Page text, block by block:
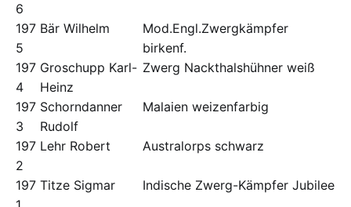
6
197
5
Bär Wilhelm
Mod.Engl.Zwergkämpfer
birkenf.
197
4
Groschupp Karl-
Heinz
Zwerg Nackthalshühner weiß
197
3
Schorndanner
Rudolf
Malaien weizenfarbig
197
2
Lehr Robert Australorps schwarz
197 Titze Sigmar Indische Zwerg-Kämpfer Jubilee